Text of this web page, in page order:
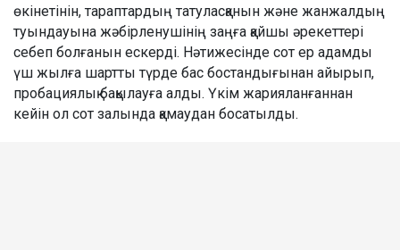
өкінетінін, тараптардың татуласқанын және жанжалдың
туындауына жәбірленушінің заңға қайшы әрекеттері
себеп болғанын ескерді. Нәтижесінде сот ер адамды
үш жылға шартты түрде бас бостандығынан айырып,
пробациялық бақылауға алды. Үкім жарияланғаннан
кейін ол сот залында қамаудан босатылды.